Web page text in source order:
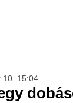
10. 15:04